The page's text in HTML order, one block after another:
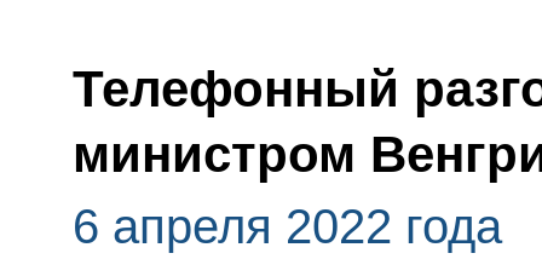
Телефонный
министром
6 апреля 2022 года